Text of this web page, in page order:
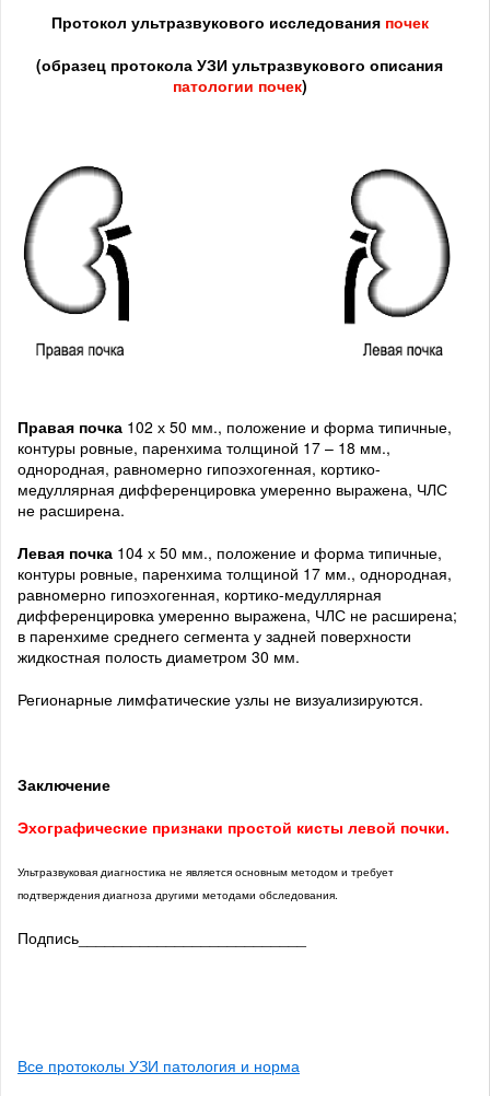
Протокол ультразвукового исследования почек
(образец протокола УЗИ ультразвукового описания
патологии почек)
Правая почка 102 х 50 мм., положение и форма типичные,
контуры ровные, паренхима толщиной 17 – 18 мм.,
однородная, равномерно гипоэхогенная, кортико-
медуллярная дифференцировка умеренно выражена, ЧЛС
не расширена.
Левая почка 104 х 50 мм., положение и форма типичные,
контуры ровные, паренхима толщиной 17 мм., однородная,
равномерно гипоэхогенная, кортико-медуллярная
дифференцировка умеренно выражена, ЧЛС не расширена;
в паренхиме среднего сегмента у задней поверхности
жидкостная полость диаметром 30 мм.
Регионарные лимфатические узлы не визуализируются.
Заключение
Эхографические признаки простой кисты левой почки.
Ультразвуковая диагностика не является основным методом и требует
подтверждения диагноза другими методами обследования.
Подпись__________________________
Все протоколы УЗИ патология и норма